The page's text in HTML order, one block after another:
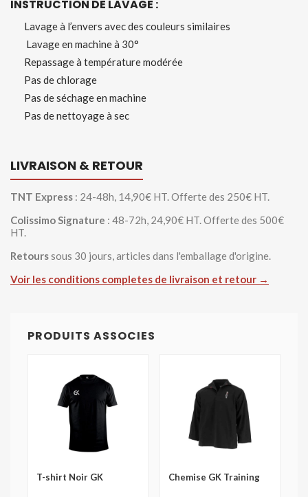
INSTRUCTION DE LAVAGE :
Lavage à l’envers avec des couleurs similaires
Lavage en machine à 30°
Repassage à température modérée
Pas de chlorage
Pas de séchage en machine
Pas de nettoyage à sec
LIVRAISON & RETOUR
TNT Express : 24-48h, 14,90€ HT. Offerte des 250€ HT.
Colissimo Signature : 48-72h, 24,90€ HT. Offerte des 500€
HT.
Retourssous 30 jours, articles dans l'emballage d'origine.
Voir les conditions completes de livraison et retour →
PRODUITS ASSOCIES
T-shirt Noir GK Chemise GK Training